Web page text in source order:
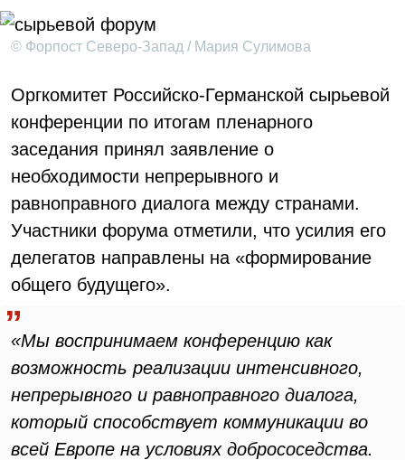
© Форпост Северо-Запад / Мария Сулимова
Оргкомитет Российско-Германской сырьевой
конференции по итогам пленарного
заседания принял заявление о
необходимости непрерывного и
равноправного диалога между странами.
Участники форума отметили, что усилия его
делегатов направлены на «формирование
общего будущего».
«Мы воспринимаем конференцию как
возможность реализации интенсивного,
непрерывного и равноправного диалога,
который способствует коммуникации во
всей Европе на условиях добрососедства.